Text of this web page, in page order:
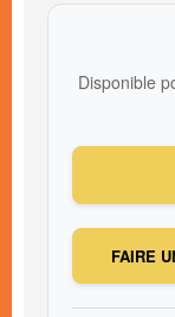
Disponible
FAIRE